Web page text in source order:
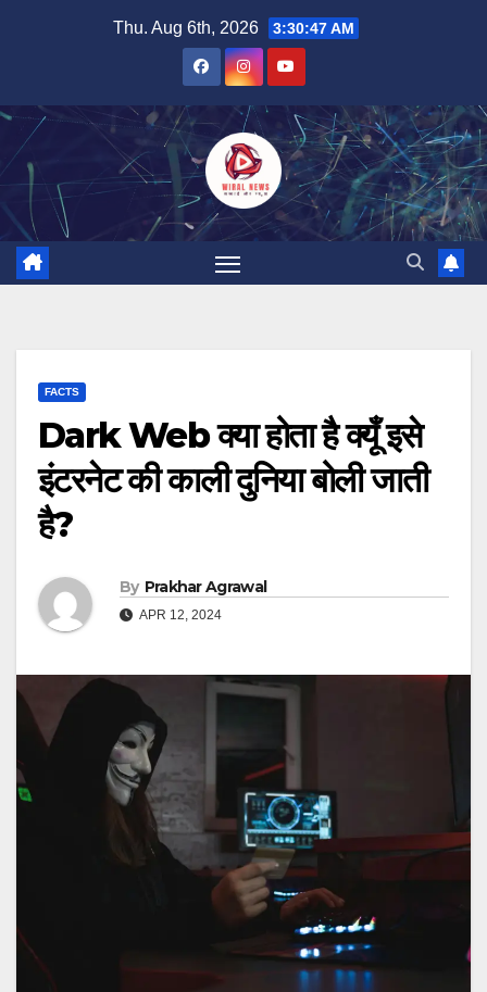
Thu. Aug 6th, 2026 3:30:48 AM
FACTS
Dark Web क्या होता है क्यूँ इसे
इंटरनेट की काली दुनिया बोली जाती
है?
By Prakhar Agrawal
APR 12, 2024